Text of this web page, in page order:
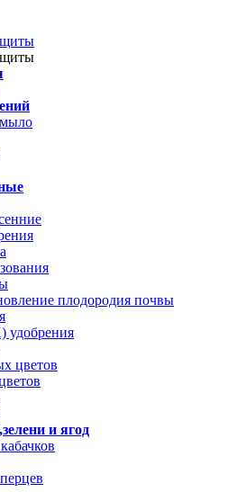
плодородия почвы
удобрения
цветов
и ягод